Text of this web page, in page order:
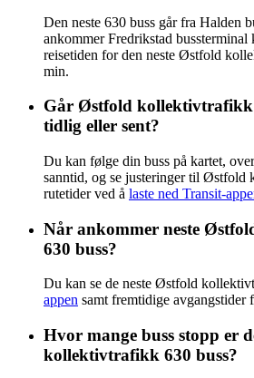
Den neste 630 buss går fra Halden
ankommer Fredrikstad
reisetiden for den neste Østfold
min.
Går Østfold kollektivtrafikk
tidlig eller sent?
Du kan følge din buss på kartet,
sanntid, og se justeringer til
rutetider ved å laste ned Transit-
Når ankommer neste
630 buss?
Du kan se de neste Østfold
appen samt fremtidige avgangstider
Hvor mange buss stopp er
kollektivtrafikk 630 buss?